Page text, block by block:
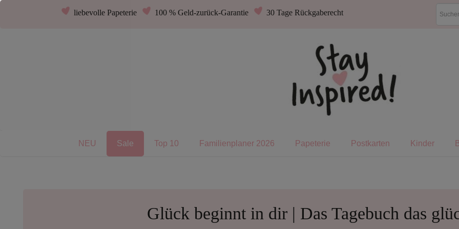
liebevolle Papeterie 100 % Geld-zurück-Garantie 30 Tage Rückgaberecht
NEU Sale Top 10 Familienplaner 2026 Papeterie Postkarten Kinder
Glück beginnt in dir | Das Tagebuch das